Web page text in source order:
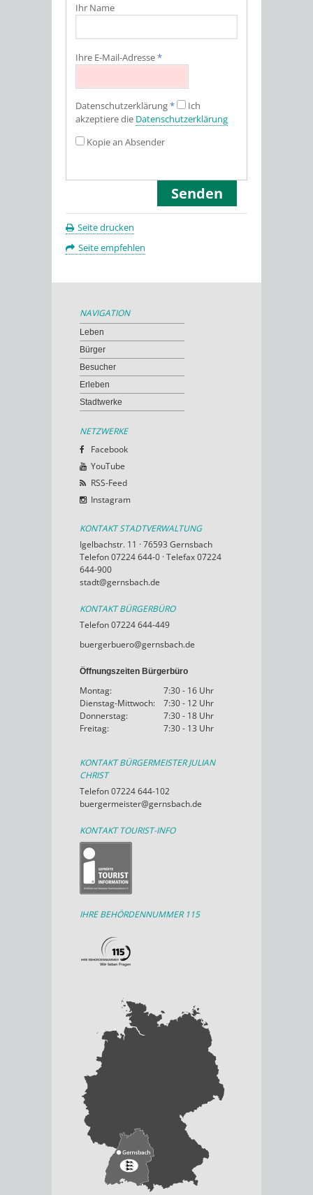
Ihr Name
Ihre E-Mail-Adresse*
Datenschutz­erklärung*
Ich
akzeptiere die Datenschutz­erklärung
Kopie an Absender
Seite drucken
Seite empfehlen
NAVIGATION
Leben
Bürger
Besucher
Erleben
Stadtwerke
NETZWERKE
Facebook
YouTube
RSS-Feed
Instagram
KONTAKT STADTVERWALTUNG
Igelbachstr. 11 · 76593 Gernsbach
Telefon 07224 644-0 · Telefax 07224
644-900
stadt@gernsbach.de
KONTAKT BÜRGERBÜRO
Telefon 07224 644-449
buergerbuero@gernsbach.de
Öffnungszeiten Bürgerbüro
Montag:
7:30 - 16 Uhr
Dienstag-Mittwoch:
7:30 - 12 Uhr
Donnerstag:
7:30 - 18 Uhr
Freitag:
7:30 - 13 Uhr
KONTAKT BÜRGERMEISTER JULIAN
CHRIST
Telefon 07224 644-102
buergermeister@gernsbach.de
KONTAKT TOURIST-INFO
IHRE BEHÖRDENNUMMER 115